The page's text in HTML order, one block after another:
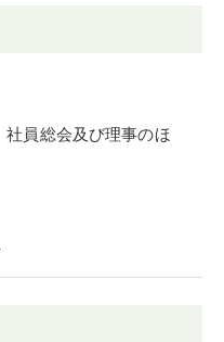
員総会及び理事のほ